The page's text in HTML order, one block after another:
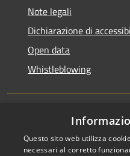
Note legali
Dichiarazione di
Open data
Whistleblowing
Accessibilità
Questo sito web utilizza
necessari al corretto